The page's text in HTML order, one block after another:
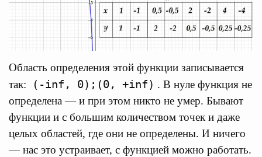
Область определения этой функции записывается
так:
(-inf, 0);(0, +inf) . В нуле функция не
определена — и при этом никто не умер. Бывают
функции и с большим количеством точек и даже
целых областей, где они не определены. И ничего
— нас это устраивает, с функцией можно работать.